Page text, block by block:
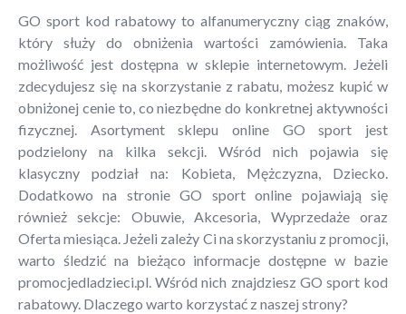
GO sport kod rabatowy to alfanumeryczny ciąg znaków,
który służy do obniżenia wartości zamówienia. Taka
możliwość jest dostępna w sklepie internetowym. Jeżeli
zdecydujesz się na skorzystanie z rabatu, możesz kupić w
obniżonej cenie to, co niezbędne do konkretnej aktywności
fizycznej. Asortyment sklepu online GO sport jest
podzielony na kilka sekcji. Wśród nich pojawia się
klasyczny podział na: Kobieta, Mężczyzna, Dziecko.
Dodatkowo na stronie GO sport online pojawiają się
również sekcje: Obuwie, Akcesoria, Wyprzedaże oraz
Oferta miesiąca. Jeżeli zależy Ci na skorzystaniu z promocji,
warto śledzić na bieżąco informacje dostępne w bazie
promocjedladzieci.pl. Wśród nich znajdziesz GO sport kod
rabatowy. Dlaczego warto korzystać z naszej strony?